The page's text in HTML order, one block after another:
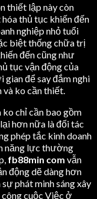
thiết lập này còn
thủ tục khiến đến
nghiệp nhỏ tuổi
biệt thống chữa trị
đến cũng như
tục vận động của
gian để say đắm nghi
và ko cần thiết.
ko chỉ cần bao gồm
hơn nữa là đối tác
phép tắc kinh doanh
năng lực thường
fb88min com vẫn
động dẽ dàng hơn
phát minh sáng xây
cuộc Việc ở